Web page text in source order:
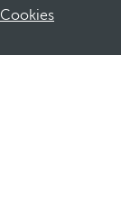
Cookies